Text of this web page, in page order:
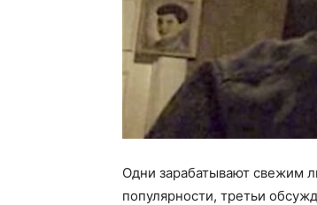
Одни зарабатывают свежим
популярности, третьи